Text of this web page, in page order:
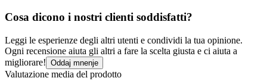
Cosa dicono i nostri clienti soddisfatti?
Leggi le esperienze degli altri utenti e condividi la tua opinione.
Ogni recensione aiuta gli altri a fare la scelta giusta e ci aiuta a
migliorare! Oddaj mnenje
Valutazione media del prodotto